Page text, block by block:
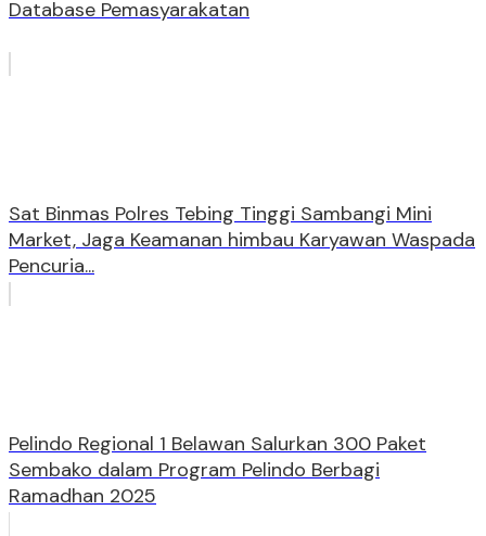
Database Pemasyarakatan
Sat Binmas Polres Tebing Tinggi Sambangi Mini
Market, Jaga Keamanan himbau Karyawan Waspada
Pencuria...
Pelindo Regional 1 Belawan Salurkan 300 Paket
Sembako dalam Program Pelindo Berbagi
Ramadhan 2025